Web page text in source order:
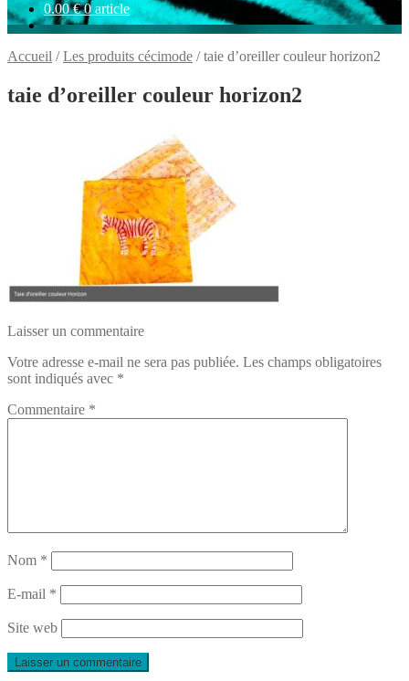
0.00€ 0 article
Accueil /Les produits cécimode /taie d’oreiller couleur horizon2
taie d’oreiller couleur horizon2
Laisser un commentaire
Votre adresse e-mail ne sera pas publiée. Les champs obligatoires
sont indiqués avec *
Commentaire *
Nom *
E-mail *
Site web